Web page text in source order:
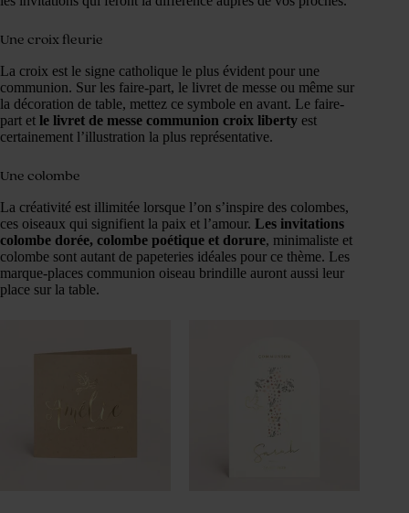
Une croix fleurie
La croix est le signe catholique le plus évident pour une
communion. Sur les faire-part, le livret de messe ou même sur
la décoration de table, mettez ce symbole en avant. Le faire-
part et le livret de messe communion croix liberty est
certainement l’illustration la plus représentative.
Une colombe
La créativité est illimitée lorsque l’on s’inspire des colombes,
ces oiseaux qui signifient la paix et l’amour. Les invitations
colombe dorée, colombe poétique et dorure, minimaliste et
colombe sont autant de papeteries idéales pour ce thème. Les
marque-places communion oiseau brindille auront aussi leur
place sur la table.